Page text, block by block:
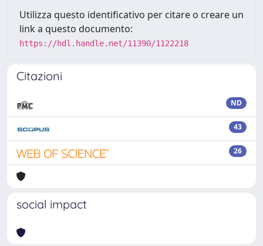
Utilizza questo identificativo per citare o creare un
link a questo documento:
https://hdl.handle.net/11390/1122218
Citazioni
ND
43
26
social impact